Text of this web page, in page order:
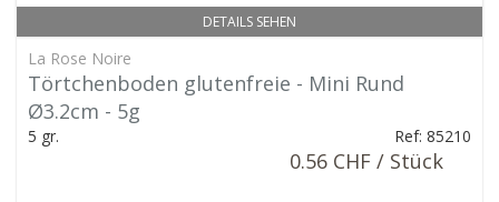
DETAILS SEHEN
La Rose Noire
Törtchenboden glutenfreie - Mini Rund
Ø3.2cm - 5g
5 gr. Ref: 85210
0.56 CHF / Stück